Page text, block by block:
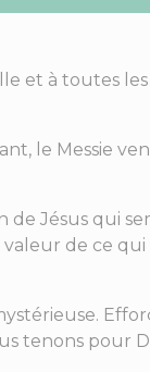
et à toutes
le Messie
de Jésus qui
valeur de ce
tenons pour